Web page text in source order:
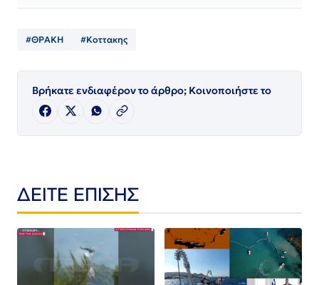
#ΘΡΑΚΗ #Κοττακης
Βρήκατε ενδιαφέρον το άρθρο; Κοινοποιήστε το
ΔΕΙΤΕ ΕΠΙΣΗΣ